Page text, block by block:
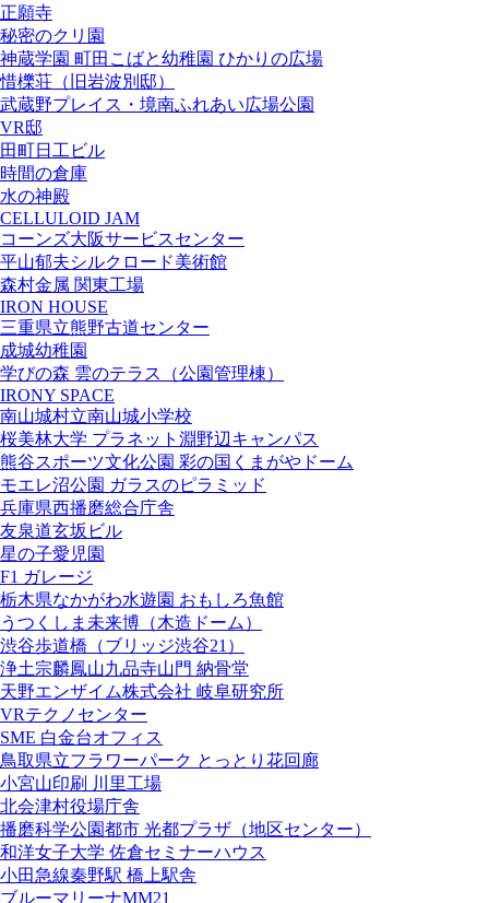
正願寺
秘密のクリ園
神蔵学園 町田こばと幼稚園 ひかりの広場
惜櫟荘（旧岩波別邸）
武蔵野プレイス・境南ふれあい広場公園
VR邸
田町日工ビル
時間の倉庫
水の神殿
CELLULOID JAM
コーンズ大阪サービスセンター
平山郁夫シルクロード美術館
森村金属 関東工場
IRON HOUSE
三重県立熊野古道センター
成城幼稚園
学びの森 雲のテラス（公園管理棟）
IRONY SPACE
南山城村立南山城小学校
桜美林大学 プラネット淵野辺キャンパス
熊谷スポーツ文化公園 彩の国くまがやドーム
モエレ沼公園 ガラスのピラミッド
兵庫県西播磨総合庁舎
友泉道玄坂ビル
星の子愛児園
F1 ガレージ
栃木県なかがわ水遊園 おもしろ魚館
うつくしま未来博（木造ドーム）
渋谷歩道橋（ブリッジ渋谷21）
浄土宗麟鳳山九品寺山門 納骨堂
天野エンザイム株式会社 岐阜研究所
VRテクノセンター
SME 白金台オフィス
鳥取県立フラワーパーク とっとり花回廊
小宮山印刷 川里工場
北会津村役場庁舎
播磨科学公園都市 光都プラザ（地区センター）
和洋女子大学 佐倉セミナーハウス
小田急線秦野駅 橋上駅舎
ブルーマリーナMM21